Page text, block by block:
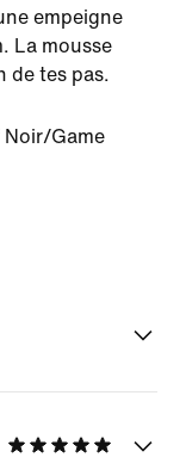
empeigne
La mousse
de tes pas.
Game